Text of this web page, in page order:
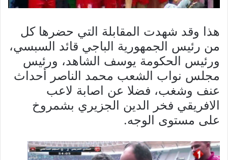
هذا وقد شهدت المقابلة التي حضرها كل
من رئيس الجمهورية الباجي قائد السبسي،
ورئيس الحكومة يوسف الشاهد، ورئيس
مجلس نواب الشعب محمد الناصر أحداث
عنف وشغب، فضلا عن اصابة لاعب
الافريقي فخر الدين الجزيري بشمروخ
على مستوى الوجه.